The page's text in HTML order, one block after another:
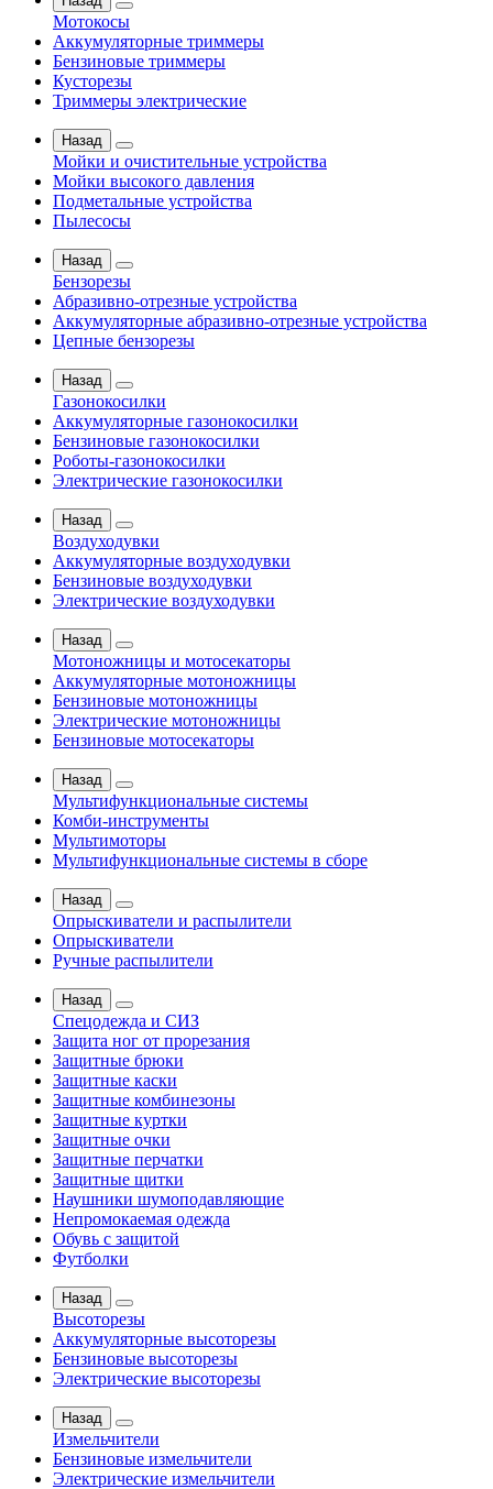
Мотокосы
Аккумуляторные триммеры
Бензиновые триммеры
Кусторезы
Триммеры электрические
Назад
Мойки и очистительные устройства
Мойки высокого давления
Подметальные устройства
Пылесосы
Назад
Бензорезы
Абразивно-отрезные устройства
Аккумуляторные абразивно-отрезные устройства
Цепные бензорезы
Назад
Газонокосилки
Аккумуляторные газонокосилки
Бензиновые газонокосилки
Роботы-газонокосилки
Электрические газонокосилки
Назад
Воздуходувки
Аккумуляторные воздуходувки
Бензиновые воздуходувки
Электрические воздуходувки
Назад
Мотоножницы и мотосекаторы
Аккумуляторные мотоножницы
Бензиновые мотоножницы
Электрические мотоножницы
Бензиновые мотосекаторы
Назад
Мультифункциональные системы
Комби-инструменты
Мультимоторы
Мультифункциональные системы в сборе
Назад
Опрыскиватели и распылители
Опрыскиватели
Ручные распылители
Назад
Спецодежда и СИЗ
Защита ног от прорезания
Защитные брюки
Защитные каски
Защитные комбинезоны
Защитные куртки
Защитные очки
Защитные перчатки
Защитные щитки
Наушники шумоподавляющие
Непромокаемая одежда
Обувь с защитой
Футболки
Назад
Высоторезы
Аккумуляторные высоторезы
Бензиновые высоторезы
Электрические высоторезы
Назад
Измельчители
Бензиновые измельчители
Электрические измельчители